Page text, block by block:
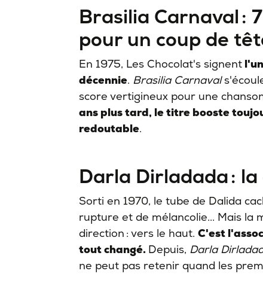
Brasilia Carnaval :
pour un coup de
En 1975, Les Chocolat's signent
décennie. Brasilia Carnaval
score vertigineux pour une
ans plus tard, le titre booste
redoutable.
Darla Dirladada :
Sorti en 1970, le tube de Dalida
rupture et de mélancolie... Mais la
direction : vers le haut. C'est
tout changé. Depuis, Darla
ne peut pas retenir quand les